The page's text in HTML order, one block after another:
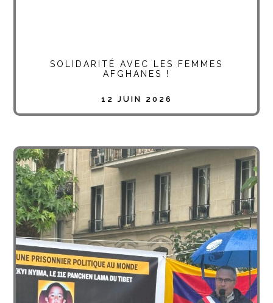
SOLIDARITÉ AVEC LES FEMMES
AFGHANES !
12 JUIN 2026